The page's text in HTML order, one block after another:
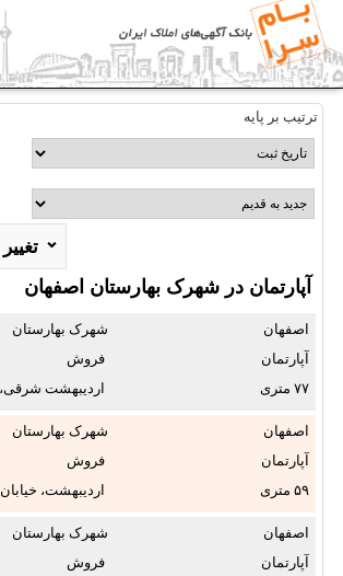
⌄
استان:
شهر:
محله:
ترتیب بر پایه
آپارتمان در شهرک بهارستان اصفهان
اصفهان
شهرک بهارستان
آپارتمان
فروش
۷۷
اردیبهشت شرقی،
اصفهان
شهرک بهارستان
آپارتمان
فروش
۵۹
اردیبهشت،
اصفهان
شهرک بهارستان
آپارتمان
فروش